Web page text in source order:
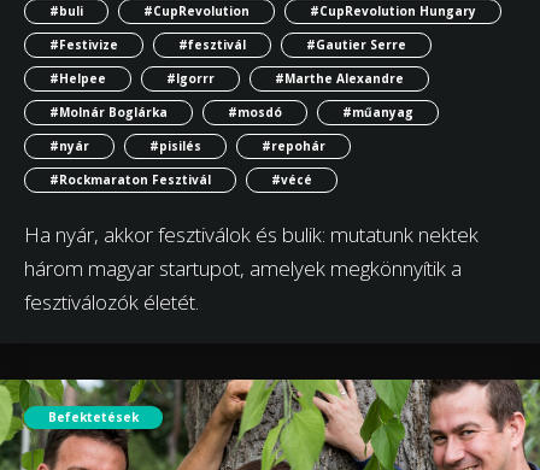
#buli #CupRevolution
#CupRevolution Hungary
#Festivize
#fesztivál
#Gautier Serre
#Helpee
#Igorrr
#Marthe Alexandre
#Molnár Boglárka
#mosdó
#műanyag
#nyár
#pisilés
#repohár
#Rockmaraton Fesztivál
#vécé
Ha nyár, akkor fesztiválok és bulik: mutatunk nektek
három magyar startupot, amelyek megkönnyítik a
fesztiválozók életét.
Befektetések